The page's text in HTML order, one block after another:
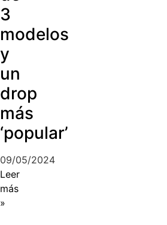
3
modelos
y
un
drop
más
‘popular’
09/05/2024
Leer
más
»